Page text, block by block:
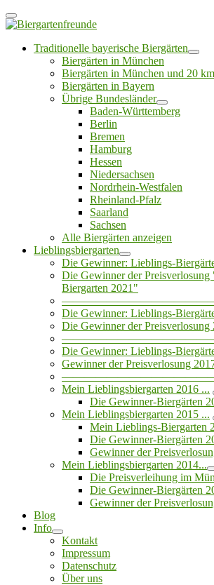
Traditionelle bayerische Biergärten
Biergärten in München
Biergärten in München und 20
Biergärten in Bayern
Übrige Bundesländer
Baden-Württemberg
Berlin
Bremen
Hamburg
Hessen
Niedersachsen
Nordrhein-Westfalen
Rheinland-Pfalz
Saarland
Sachsen
Alle Biergärten anzeigen
Lieblingsbiergarten
Die Gewinner: Lieblings-
Die Gewinner der
Biergarten 2021"
Die Gewinner: Lieblings-
Die Gewinner der Preisverlosung
Die Gewinner: Lieblings-
Gewinner der Preisverlosung
Mein Lieblingsbiergarten 2016 ...
Die Gewinner-Biergärten
Mein Lieblingsbiergarten 2015 ...
Mein Lieblings-Biergarten
Die Gewinner-Biergärten
Gewinner der
Mein Lieblingsbiergarten 2014...
Die Preisverleihung im
Die Gewinner-Biergärten
Gewinner der
Blog
Info
Kontakt
Impressum
Datenschutz
Über uns